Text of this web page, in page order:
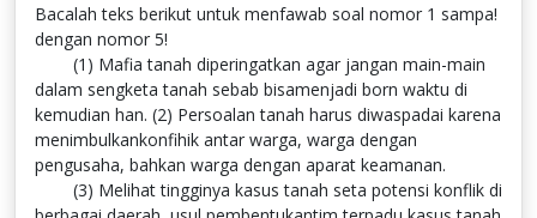
Bacalah teks berikut untuk menfawab soal nomor 1 sampa!
dengan nomor 5!
(1) Mafia tanah diperingatkan agar jangan main-main
dalam sengketa tanah sebab bisamenjadi born waktu di
kemudian han. (2) Persoalan tanah harus diwaspadai karena
menimbulkankonfihik antar warga, warga dengan
pengusaha, bahkan warga dengan aparat keamanan.
(3) Melihat tingginya kasus tanah seta potensi konflik di